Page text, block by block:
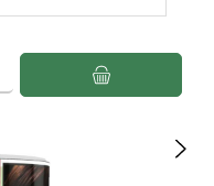
oder benutze die Schaltflächen